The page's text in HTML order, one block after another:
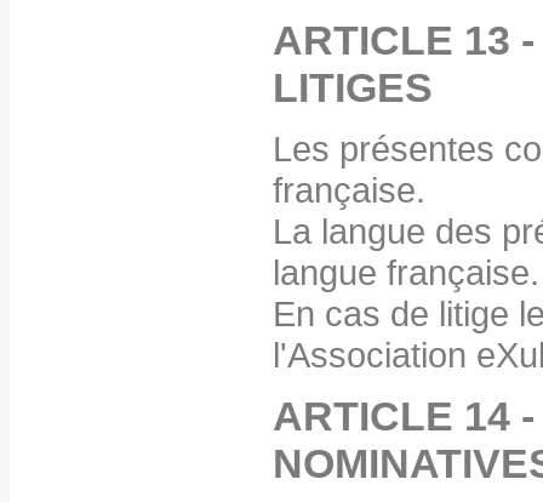
ARTICLE 13
LITIGES
Les présentes
française.
La langue des
langue française.
En cas de litige
l'Association
ARTICLE 14